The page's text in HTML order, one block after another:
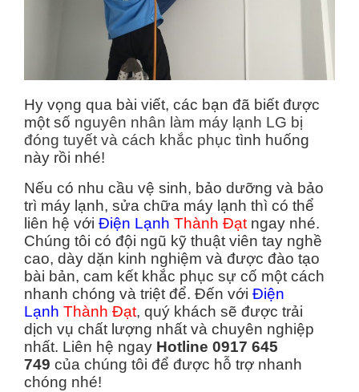
Hy vọng qua bài viết, các bạn đã biết được
một số nguyên nhân làm máy lạnh LG bị
đóng tuyết và cách khắc phục tình huống
này rồi nhé!
Nếu có nhu cầu vệ sinh, bảo dưỡng và bảo
trì máy lạnh, sửa chữa máy lạnh thì có thể
liên hệ với Điện Lạnh Thành Đạtngay nhé.
Chúng tôi có đội ngũ kỹ thuật viên tay nghề
cao, dày dặn kinh nghiệm và được đào tạo
bài bản, cam kết khắc phục sự cố một cách
nhanh chóng và triệt để. Đến với Điện
Lạnh Thành Đạt, quý khách sẽ được trải
dịch vụ chất lượng nhất và chuyên nghiệp
nhất. Liên hệ ngay Hotline 0917 645
749 của chúng tôi để được hỗ trợ nhanh
chóng nhé!